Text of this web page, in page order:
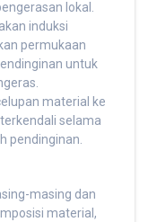
lokal.
induksi
permukaan
untuk
material ke
selama
pendinginan.
masing dan
material,